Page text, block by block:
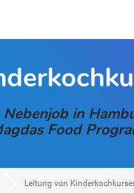
Nebenjob in
Food
Leitung von